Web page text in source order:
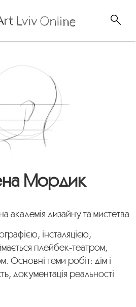
Мордик
академія дизайну та мистетва
інсталяцією,
плейбек-театром,
Основні теми робіт: дім і
документація реальності